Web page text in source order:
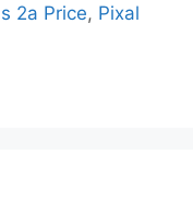
2a Price, Pixal